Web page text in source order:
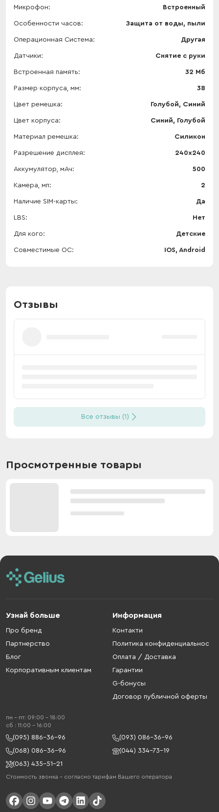
Микрофон Встроенный
Особенности часов Защита от воды, пыли
Операционная Система Другая
Датчики Снятие с руки
Встроенная память 32 Мб
Размер корпуса, мм 38
Цвет ремешка Голубой, Синий
Цвет корпуса Синий, Голубой
Материал ремешка Силикон
Разрешение дисплея 240х240
Аккумулятор, мАч 500
Камера, мп 2
Наличие SIM-карты Да
LBS Нет
Для кого Детские
Совместимые ОС IOS, Android
Отзывы
Все отзывы (1)
Просмотренные товары
Узнай больше
Про бренд
Партнерство
Блог
Корпоративным клиентам
Информация
Контакти
Политика конфиденциальнос
Оплата / Доставка
Гарантии
G-бонусы
Договор публичной оферты
пн - пт: 09:00 - 18:00
cб : 11:00 - 16:00
(095) 886-36-96
(093) 086-36-96
(068) 086-36-96
(044) 334-73-19
(063) 435-51-21
Стоимость звонка – согласно тарифам Вашего оператора